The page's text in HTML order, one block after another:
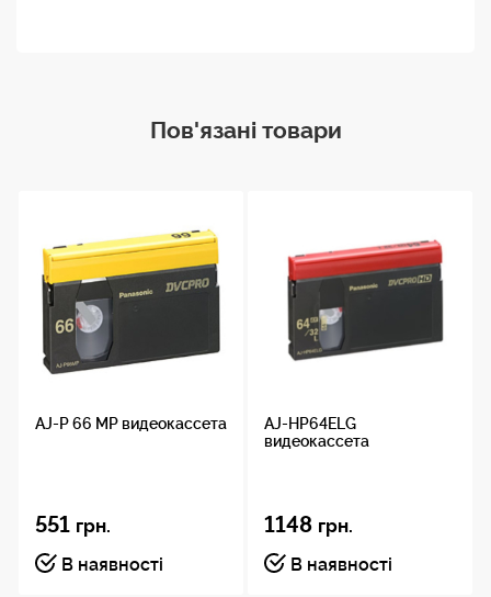
Пов'язані товари
AJ-P 66 MP видеокассета
551 грн.
В наявності
AJ-HP64ELG
видеокассета
1148 грн.
В наявності